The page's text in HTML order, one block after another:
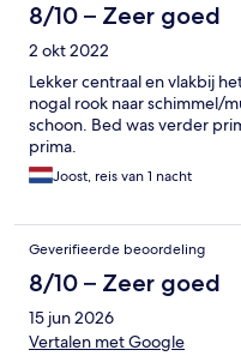
8/10 – Zeer goed
2 okt 2022
Lekker centraal en vlakbij
nogal rook naar schimmel/
schoon. Bed was verder
prima.
Joost, reis van 1 nacht
Geverifieerde beoordeling
8/10 – Zeer goed
15 jun 2026
Vertalen met Google